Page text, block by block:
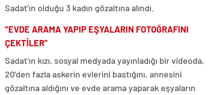
Sadat’ın olduğu 3 kadın gözaltına alındı.
“EVDE ARAMA YAPIP EŞYALARIN FOTOĞRAFINI
ÇEKTİLER”
Sadat’ın kızı, sosyal medyada yayınladığı bir videoda,
20’den fazla askerin evlerini bastığını, annesini
gözaltına aldığını ve evde arama yaparak eşyaların